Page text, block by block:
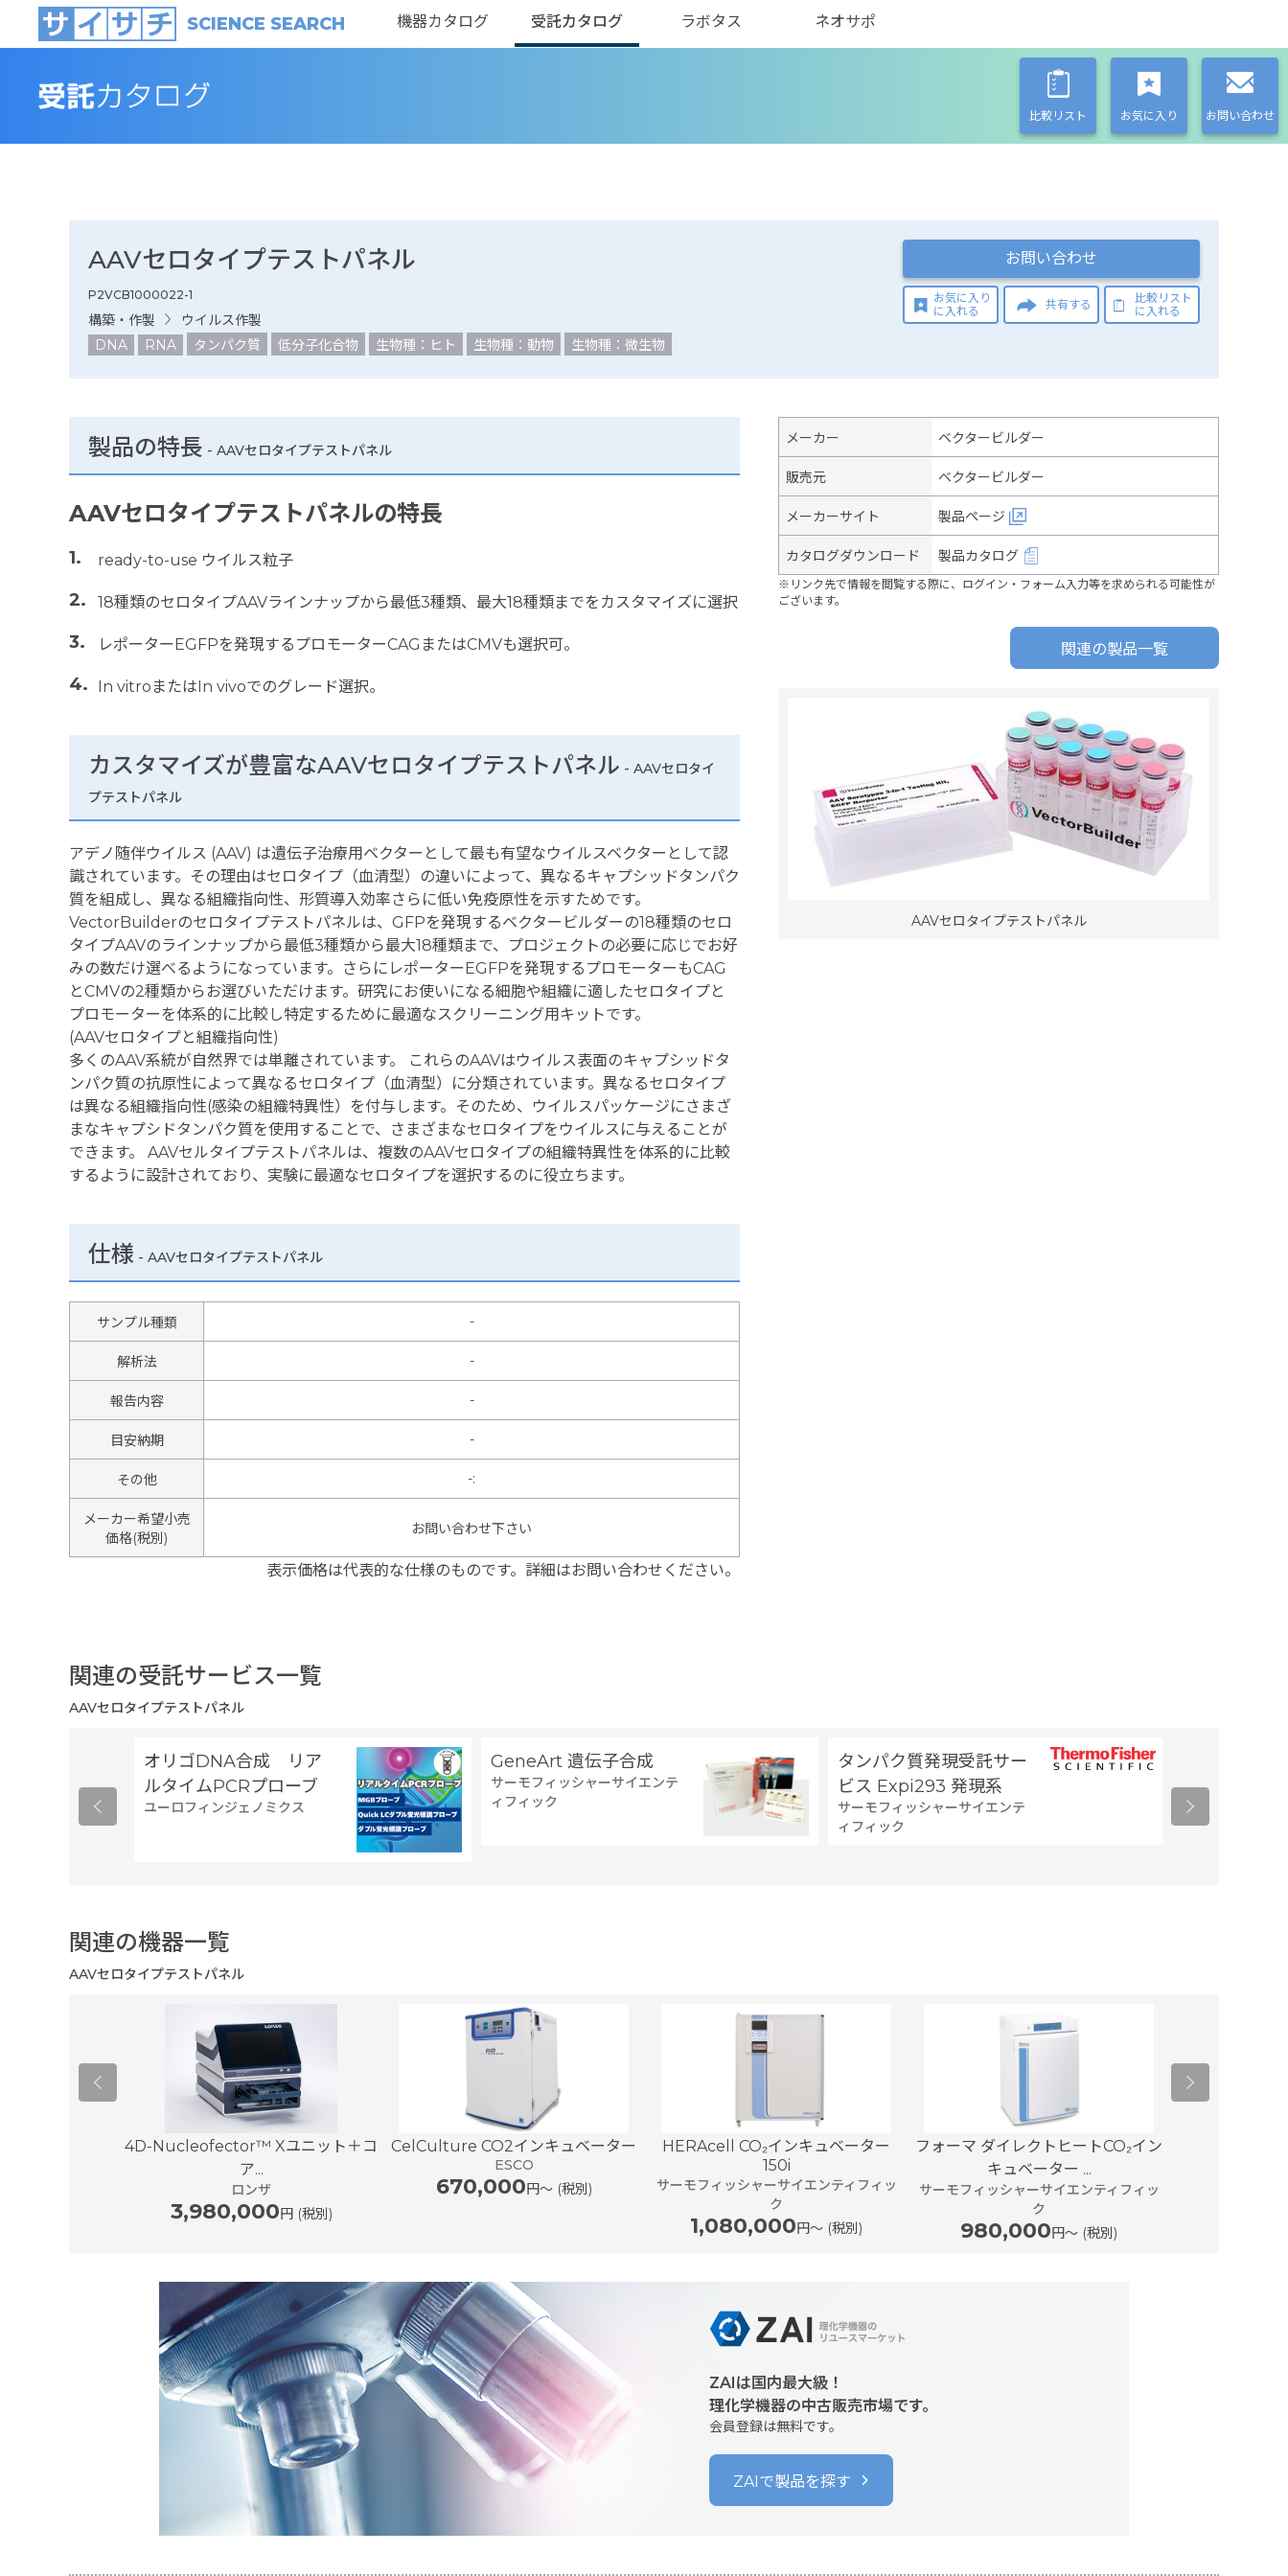
SCIENCE SEARCH 機器カタログ 受託カタログ ラボタス ネオサポ
比較リスト お気に入り お問い合わせ
AAVセロタイプテストパネル
P2VCB1000022-1
構築・作製
ウイルス作製
DNA
RNA タンパク質 低分子化合物 生物種：ヒト 生物種：動物 生物種：微生物
お問い合わせ
お気に入り
に入れる
共有する
比較リスト
に入れる
製品の特長 - AAVセロタイプテストパネル
AAVセロタイプテストパネルの特長
ready-to-use ウイルス粒子
18種類のセロタイプAAVラインナップから最低3種類、最大18種類までをカスタマイズに選択
レポーターEGFPを発現するプロモーターCAGまたはCMVも選択可。
In vitroまたはIn vivoでのグレード選択。
カスタマイズが豊富なAAVセロタイプテストパネル - AAVセロタイ
プテストパネル
アデノ随伴ウイルス (AAV) は遺伝子治療用ベクターとして最も有望なウイルスベクターとして認
識されています。その理由はセロタイプ（血清型）の違いによって、異なるキャプシッドタンパク
質を組成し、異なる組織指向性、形質導入効率さらに低い免疫原性を示すためです。
VectorBuilderのセロタイプテストパネルは、GFPを発現するベクタービルダーの18種類のセロ
タイプAAVのラインナップから最低3種類から最大18種類まで、プロジェクトの必要に応じでお好
みの数だけ選べるようになっています。さらにレポーターEGFPを発現するプロモーターもCAG
とCMVの2種類からお選びいただけます。研究にお使いになる細胞や組織に適したセロタイプと
プロモーターを体系的に比較し特定するために最適なスクリーニング用キットです。
(AAVセロタイプと組織指向性)
多くのAAV系統が自然界では単離されています。 これらのAAVはウイルス表面のキャプシッドタ
ンパク質の抗原性によって異なるセロタイプ（血清型）に分類されています。異なるセロタイプ
は異なる組織指向性(感染の組織特異性）を付与します。そのため、ウイルスパッケージにさまざ
まなキャプシドタンパク質を使用することで、さまざまなセロタイプをウイルスに与えることが
できます。 AAVセルタイプテストパネルは、複数のAAVセロタイプの組織特異性を体系的に比較
するように設計されており、実験に最適なセロタイプを選択するのに役立ちます。
仕様 - AAVセロタイプテストパネル
サンプル種類 -
解析法 -
報告内容 -
目安納期 -
その他 -:
メーカー希望小売
価格(税別)
お問い合わせ下さい
表示価格は代表的な仕様のものです。詳細はお問い合わせください。
メーカー ベクタービルダー
販売元 ベクタービルダー
メーカーサイト 製品ページ
カタログダウンロード 製品カタログ
※リンク先で情報を閲覧する際に、ログイン・フォーム入力等を求められる可能性が
ございます。
関連の製品一覧
AAVセロタイプテストパネル
関連の受託サービス一覧
AAVセロタイプテストパネル
オリゴDNA合成 リア
ルタイムPCRプローブ
ユーロフィンジェノミクス
GeneArt 遺伝子合成
サーモフィッシャーサイエンテ
ィフィック
タンパク質発現受託サー
ビス Expi293 発現系
サーモフィッシャーサイエンテ
ィフィック
関連の機器一覧
AAVセロタイプテストパネル
4D-Nucleofector™ Xユニット＋コ
ア...
ロンザ
3,980,000円 (税別)
CelCulture CO2インキュベーター
ESCO
670,000円〜 (税別)
HERAcell CO₂インキュベーター
150i
サーモフィッシャーサイエンティフィッ
ク
1,080,000円〜 (税別)
フォーマ ダイレクトヒートCO₂イン
キュベーター ...
サーモフィッシャーサイエンティフィッ
ク
980,000円〜 (税別)
ZAIは国内最大級！
理化学機器の中古販売市場です。
会員登録は無料です。
ZAIで製品を探す